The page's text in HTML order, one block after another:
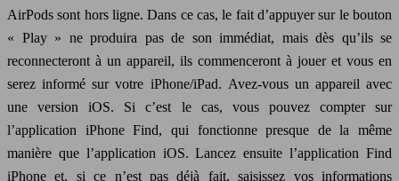
AirPods sont hors ligne. Dans ce cas, le fait d’appuyer sur le bouton
« Play » ne produira pas de son immédiat, mais dès qu’ils se
reconnecteront à un appareil, ils commenceront à jouer et vous en
serez informé sur votre iPhone/iPad. Avez-vous un appareil avec
une version iOS. Si c’est le cas, vous pouvez compter sur
l’application iPhone Find, qui fonctionne presque de la même
manière que l’application iOS. Lancez ensuite l’application Find
iPhone et, si ce n’est pas déjà fait, saisissez vos informations